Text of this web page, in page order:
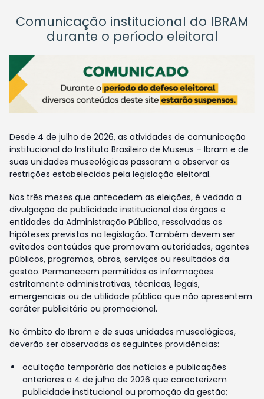
Comunicação institucional do IBRAM
durante o período eleitoral
Desde 4 de julho de 2026, as atividades de comunicação
institucional do Instituto Brasileiro de Museus – Ibram e de
suas unidades museológicas passaram a observar as
restrições estabelecidas pela legislação eleitoral.
Nos três meses que antecedem as eleições, é vedada a
divulgação de publicidade institucional dos órgãos e
entidades da Administração Pública, ressalvadas as
hipóteses previstas na legislação. Também devem ser
evitados conteúdos que promovam autoridades, agentes
públicos, programas, obras, serviços ou resultados da
gestão. Permanecem permitidas as informações
estritamente administrativas, técnicas, legais,
emergenciais ou de utilidade pública que não apresentem
caráter publicitário ou promocional.
No âmbito do Ibram e de suas unidades museológicas,
deverão ser observadas as seguintes providências:
ocultação temporária das notícias e publicações
anteriores a 4 de julho de 2026 que caracterizem
publicidade institucional ou promoção da gestão;